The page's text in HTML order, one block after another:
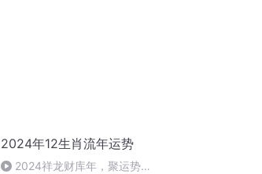
2024年12生肖流年运势
2024祥龙财库年，聚运势拢